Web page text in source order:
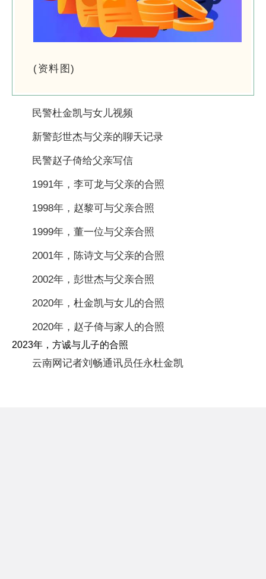
(资料图)
民警杜金凯与女儿视频
新警彭世杰与父亲的聊天记录
民警赵子倚给父亲写信
1991年，李可龙与父亲的合照
1998年，赵黎可与父亲合照
1999年，董一位与父亲合照
2001年，陈诗文与父亲的合照
2002年，彭世杰与父亲合照
2020年，杜金凯与女儿的合照
2020年，赵子倚与家人的合照
2023年，方诚与儿子的合照
云南网记者刘畅通讯员任永杜金凯